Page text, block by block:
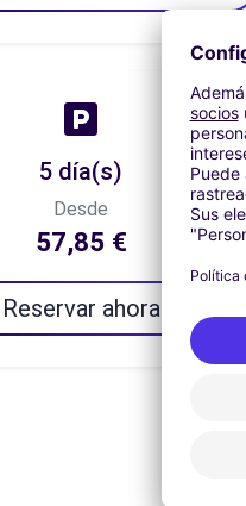
5 día(s)
Desde
57,85 €
Reservar ahora